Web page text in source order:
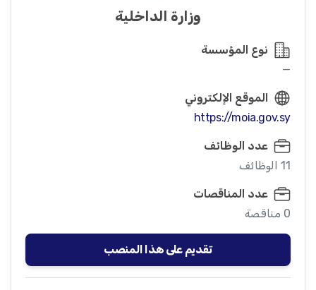
وزارة الداخلية
نوع المؤسسة
—
الموقع الإلكتروني
https://moia.gov.sy
عدد الوظائف
11 الوظائف
عدد المناقصات
0 مناقصة
تقديم على هذا المنصب